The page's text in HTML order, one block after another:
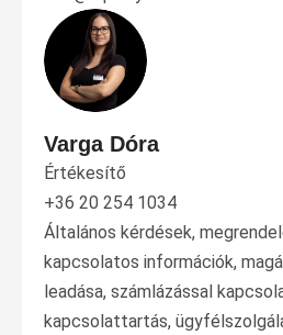
Varga Dóra
Értékesítő
+36 20 254 1034
Általános kérdések,
kapcsolatos információk,
leadása, számlázással
kapcsolattartás,